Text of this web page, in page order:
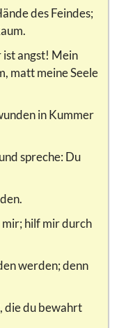
des Feindes;
ist angst! Mein
matt meine Seele
in Kummer
spreche: Du
mir; hilf mir durch
werden; denn
die du bewahrt